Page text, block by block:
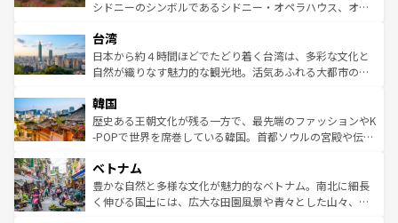
情報は
文化や歴史が息づいている。「アロハスピリット」と呼ば
人々、おいしいローカルフードやハワイアンミュージッ
ク、伝統的なフラダンスなど、すべてがハワイの魅力を彩
っている。訪れるたびに新しい発見と感動が待っているハ
はコンテンツ一覧
シドニーのシンボルであるシドニー・オペラハウス、オー
リアリーフや大陸中央部にそびえるウルル（エアーズロッ
ク）、タスマニアの美しい原生林やケアンズの熱帯雨林な
ど、見どころがたくさん。また、カフェやワイン、オージ
いる。アクティビティも充実しており、サーフィンやダイ
ビング、ハイキングなど、アウトドア好きにはたまらな
い。オーストラリアの多彩な魅力を存分に味わいつくそ
参照してほしい。
台湾
日本から約４時間ほどでたどり着く台湾は、多彩な文化と
自然が織りなす魅力的な観光地。活気あふれる大都市の台
ン）、静ひつな山岳地帯である台湾東部など、都市の喧騒
と山間の静けさが共存しており、訪れる人に新しい発見と
驚きをもたらしてくれる。また、奥深い台湾の食文化も魅
容にもいいと評判のスイーツなど、バラエティ豊かな料理
が味わえる。 なお、新着の台湾情報は コンテンツ一覧を参
照してほしい。
韓国
歴史ある王朝文化が残る一方で、最先端のファッションやK
-POPで世界を席巻している韓国。首都ソウルの宮殿や伝統
き、地方に足を延ばせば四季折々の自然美を楽しむことが
できる。そして、キムチや焼肉、絶品のストリートフード
まで、さまざまな韓国料理が待っている。夜には、韓国な
ベトナム
豊かな自然と多様な文化が魅力的なベトナム。南北に細長
く伸びる国土には、広大な田園風景や青々とした山々、世